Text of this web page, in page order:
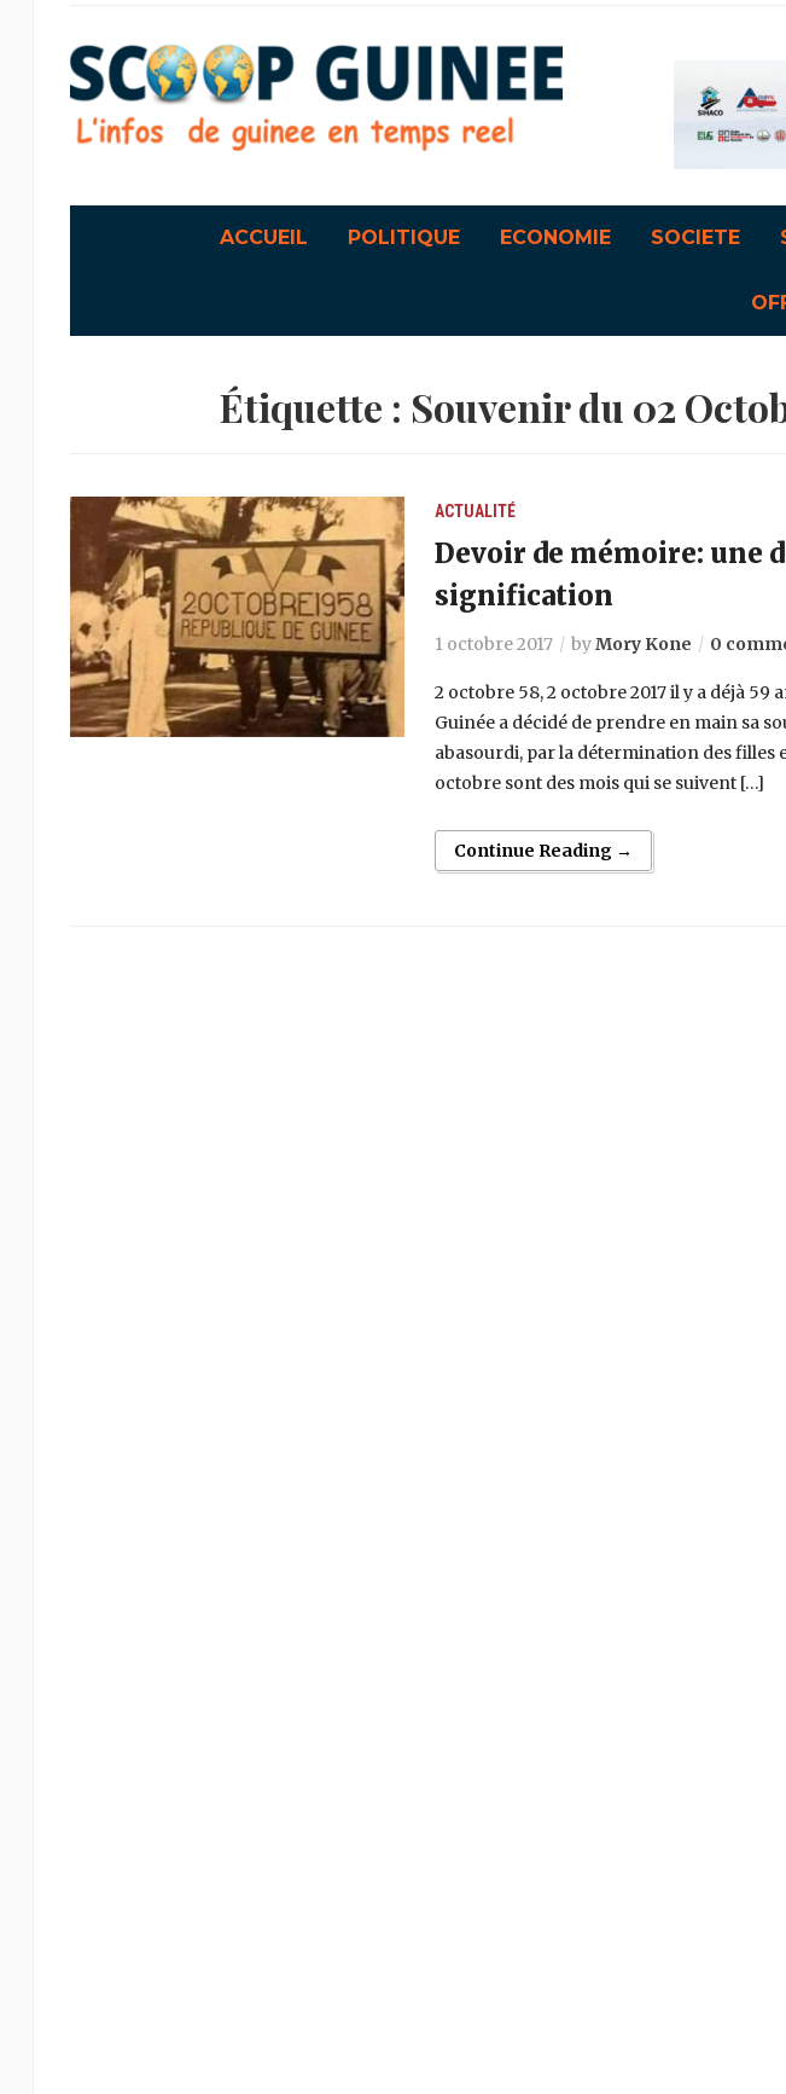
ACCUEIL POLITIQUE ECONOMIE SOCIETE
Étiquette : Souvenir du 02
ACTUALITÉ
Devoir de mémoire: une
signification
1 octobre 2017 byMory Kone 0
2 octobre 58, 2 octobre 2017 il y a déjà 59
Guinée a décidé de prendre en main sa
abasourdi, par la détermination des filles
octobre sont des mois qui se suivent […]
Continue Reading →